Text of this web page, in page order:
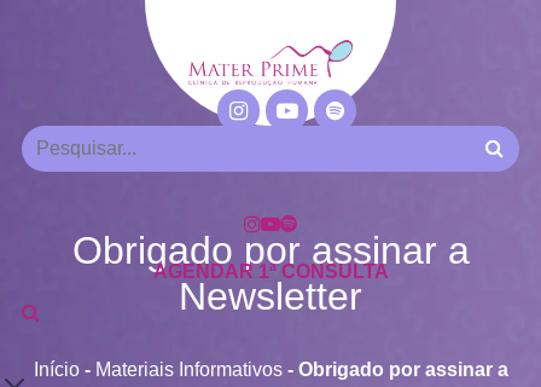
AGENDAR 1ª CONSULTA
Obrigado por assinar a
Newsletter
Início- Materiais Informativos- Obrigado por assinar a